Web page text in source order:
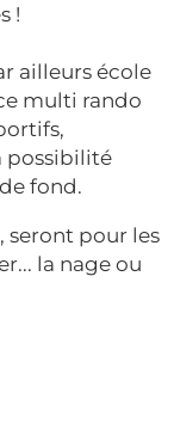
!
ailleurs école
multi rando
possibilité
fond.
seront pour les
la nage ou